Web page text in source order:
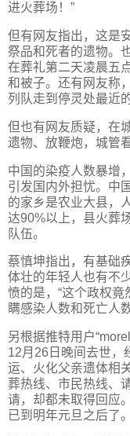
进火葬场！”
但有网友指出，这是
祭品和死者的遗物。
在葬礼第二天凌晨五
和被子。还有网友称
列队走到停灵处最近
但也有网友质疑，在
遗物、放鞭炮，城管
中国的染疫人数暴增
引发国内外担忧。中
的家乡是农业大县，
达90%以上，县火葬
队伍。
蔡慎坤指出，有基础
体壮的年轻人也有不
愤的是，“这个政权
瞒感染人数和死亡人
另根据推特用户
12月26日晚间去世，
运、火化父亲遗体相
葬热线、市民热线、
请，却都未取得回应
已到明年元旦之后了。